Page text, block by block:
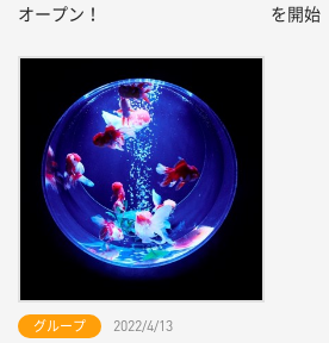
オープン！
を開始
グループ 2022/4/13